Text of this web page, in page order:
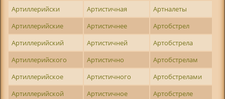
Артиллерийски
Артистичная
Артналеты
Артиллерийские
Артистичнее
Артобстрел
Артиллерийский
Артистичней
Артобстрела
Артиллерийского
Артистично
Артобстрелам
Артиллерийское
Артистичного
Артобстрелами
Артиллерийской
Артистичное
Артобстреле